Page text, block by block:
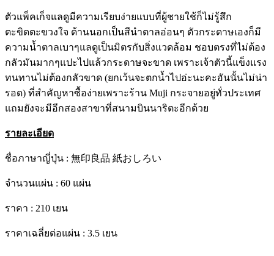
ตัวแพ็คเก็จแลดูมีความเรียบง่ายแบบที่ผู้ชายใช้ก็ไม่รู้สึก
ตะขิดตะขวงใจ ด้านนอกเป็นสีนำตาลอ่อนๆ ตัวกระดาษเองก็มี
ความน้ำตาลเบาๆแลดูเป็นมิตรกับสิ่งแวดล้อม ชอบตรงที่ไม่ต้อง
กลัวมันมากๆแปะไปแล้วกระดาษจะขาด เพราะเจ้าตัวนี้แข็งแรง
ทนทานไม่ต้องกลัวขาด (ยกเว้นจะตกน้ำไปอ่ะนะคะอันนั้นไม่น่า
รอด) ที่สำคัญหาซื้อง่ายเพราะร้าน Muji กระจายอยู่ทั่วประเทศ
แถมยังจะมีอีกสองสาขาที่สนามบินนาริตะอีกด้วย
รายละเอียด
ชื่อภาษาญี่ปุ่น : 無印良品 紙おしろい
จำนวนแผ่น : 60 แผ่น
ราคา : 210 เยน
ราคาเฉลี่ยต่อแผ่น : 3.5 เยน